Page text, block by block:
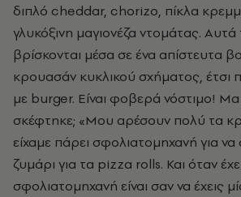
διπλό cheddar, chorizo, πίκλα
γλυκόξινη μαγιονέζα ντομάτας. Αυτά
βρίσκονται μέσα σε ένα απίστευτα
κρουασάν κυκλικού σχήματος, έτσι
με burger. Είναι φοβερά νόστιμο!
σκέφτηκε; «Μου αρέσουν πολύ τα
είχαμε πάρει σφολιατομηχανή για να
ζυμάρι για τα pizza rolls. Και όταν
σφολιατομηχανή είναι σαν να έχεις